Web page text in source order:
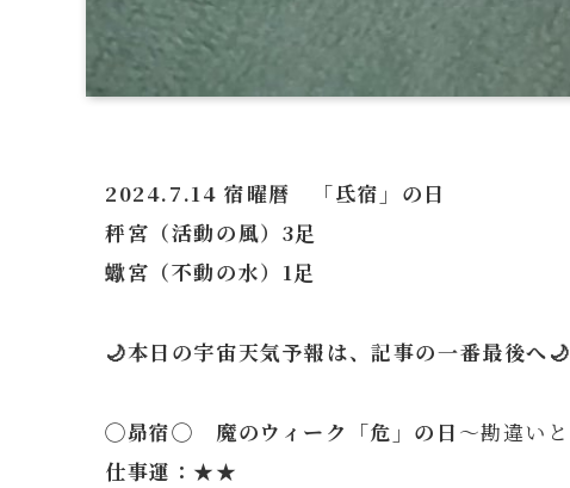
2024.7.14 宿曜暦 「氐宿」の日
秤宮（活動の風）3足
蠍宮（不動の水）1足
🌙本日の宇宙天気予報は、記事の一番最後へ🌙
◯昴宿◯ 魔のウィーク「危」の日 ～勘違い
仕事運：★★